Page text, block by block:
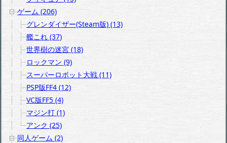
ゲーム (206)
グレンダイザー(Steam版) (13)
艦これ (37)
世界樹の迷宮 (18)
ロックマン (9)
スーパーロボット大戦 (11)
PSP版FF4 (12)
VC版FF5 (4)
マジン打 (1)
アンク (25)
同人ゲーム (2)